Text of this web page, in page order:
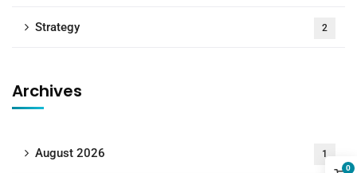
Strategy 2
Archives
August 2026 1
0